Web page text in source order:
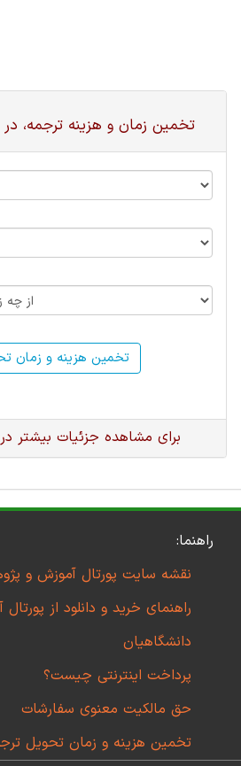
تخمین زمان و هزینه ترجمه،
تخمین هزینه و زمان
برای مشاهده جزئیات بیشتر
راهنما:
نقشه سایت پورتال آموزش و
راهنمای خرید و دانلود از
دانشگاهیان
پرداخت اینترنتی چیست؟
حق مالکیت معنوی سفارشات
تخمین هزینه و زمان تحویل